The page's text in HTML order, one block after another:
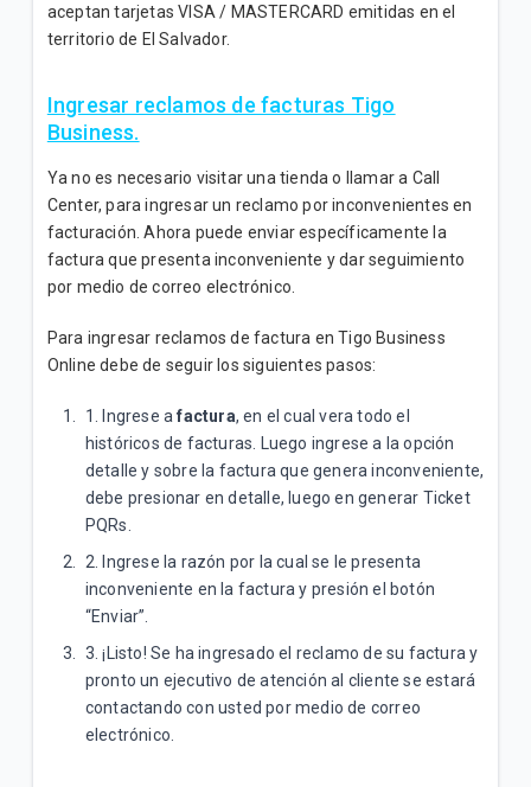
aceptan tarjetas VISA / MASTERCARD emitidas en el
territorio de El Salvador.
Ingresar reclamos de facturas Tigo
Business.
Ya no es necesario visitar una tienda o llamar a Call
Center, para ingresar un reclamo por inconvenientes en
facturación. Ahora puede enviar específicamente la
factura que presenta inconveniente y dar seguimiento
por medio de correo electrónico.
Para ingresar reclamos de factura en Tigo Business
Online debe de seguir los siguientes pasos:
1. Ingrese afactura, en el cual vera todo el
históricos de facturas. Luego ingrese a la opción
detalle y sobre la factura que genera inconveniente,
debe presionar en detalle, luego en generar Ticket
PQRs.
2. Ingrese la razón por la cual se le presenta
inconveniente en la factura y presión el botón
“Enviar”.
3. ¡Listo! Se ha ingresado el reclamo de su factura y
pronto un ejecutivo de atención al cliente se estará
contactando con usted por medio de correo
electrónico.